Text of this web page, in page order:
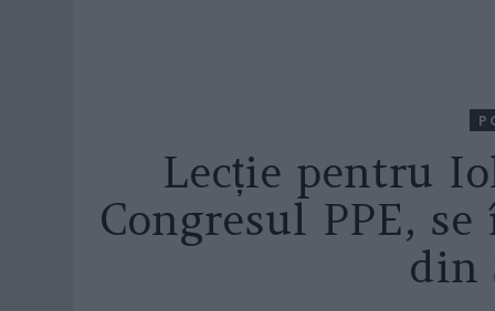
Lecție pentru
Congresul PPE,
din